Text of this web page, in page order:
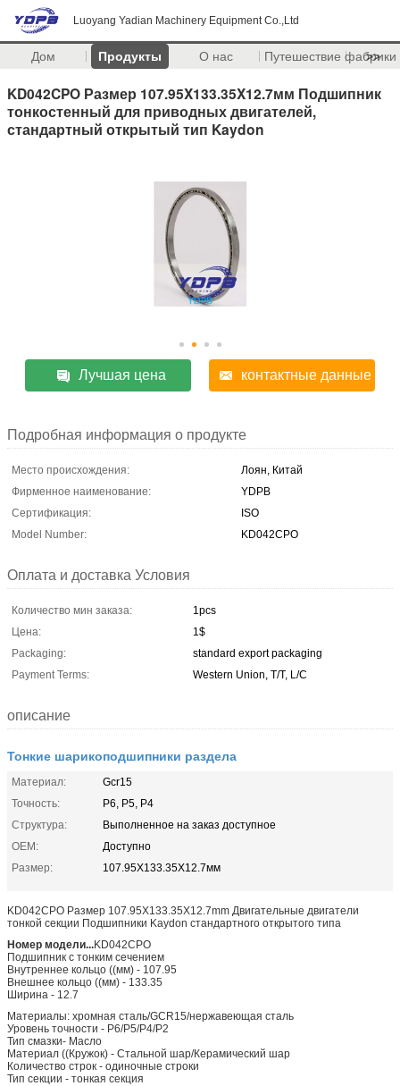
Luoyang Yadian Machinery Equipment Co.,Ltd
Дом Продукты О нас Путешествие фабрики
>>
KD042CPO Размер 107.95X133.35X12.7мм Подшипник
тонкостенный для приводных двигателей,
стандартный открытый тип Kaydon
Лучшая цена контактные данные
Подробная информация о продукте
Место происхождения:
Лоян, Китай
Фирменное наименование:
YDPB
Сертификация:
ISO
Model Number:
KD042CPO
Оплата и доставка Условия
Количество мин заказа:
1pcs
Цена:
1$
Packaging:
standard export packaging
Payment Terms:
Western Union, T/T, L/C
описание
Тонкие шарикоподшипники раздела
Материал:
Gcr15
Точность:
P6, P5, P4
Структура:
Выполненное на заказ доступное
OEM:
Доступно
Размер:
107.95X133.35X12.7мм
KD042CPO Размер 107.95X133.35X12.7mm Двигательные двигатели
тонкой секции Подшипники Kaydon стандартного открытого типа
Номер модели...KD042CPO
Подшипник с тонким сечением
Внутреннее кольцо ((мм) - 107.95
Внешнее кольцо ((мм) - 133.35
Ширина - 12.7
Материалы: хромная сталь/GCR15/нержавеющая сталь
Уровень точности - P6/P5/P4/P2
Тип смазки- Масло
Материал ((Кружок) - Стальной шар/Керамический шар
Количество строк - одиночные строки
Тип секции - тонкая секция